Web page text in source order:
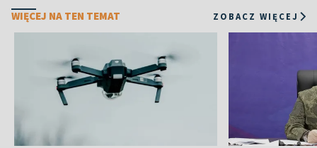
WIĘCEJ NA TEN TEMAT ZOBACZ WIĘCEJ